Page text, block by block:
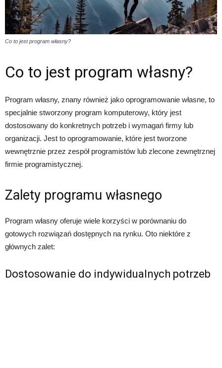
Co to jest program własny?
Co to jest program własny?
Program własny, znany również jako oprogramowanie własne, to
specjalnie stworzony program komputerowy, który jest
dostosowany do konkretnych potrzeb i wymagań firmy lub
organizacji. Jest to oprogramowanie, które jest tworzone
wewnętrznie przez zespół programistów lub zlecone zewnętrznej
firmie programistycznej.
Zalety programu własnego
Program własny oferuje wiele korzyści w porównaniu do
gotowych rozwiązań dostępnych na rynku. Oto niektóre z
głównych zalet:
Dostosowanie do indywidualnych potrzeb